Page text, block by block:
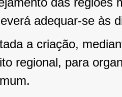
adequar-se às
a criação,
regional, para